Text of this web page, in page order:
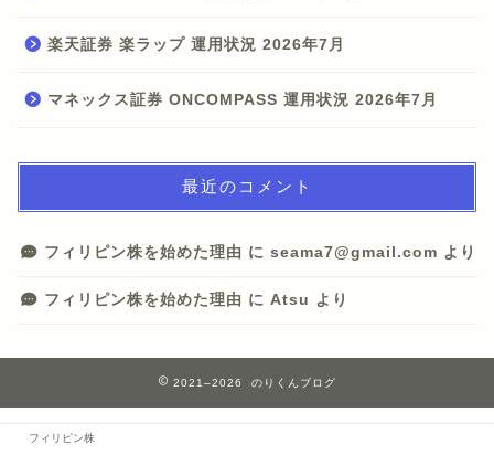
楽天証券 楽ラップ 運用状況 2026年7月
マネックス証券 ONCOMPASS 運用状況 2026年7月
最近のコメント
フィリピン株を始めた理由 に seama7@gmail.com より
フィリピン株を始めた理由 に Atsu より
2021–2026 のりくんブログ
フィリピン株